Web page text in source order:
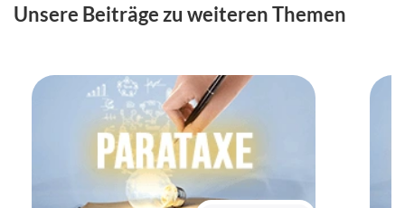
Unsere Beiträge zu weiteren Themen